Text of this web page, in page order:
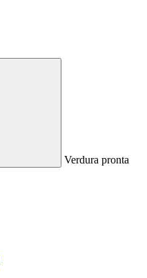
Verdura pronta